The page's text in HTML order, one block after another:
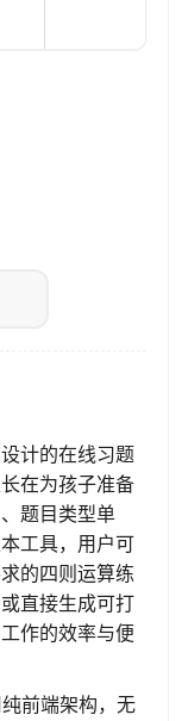
计的在线习题
在为孩子准备
题目类型单
工具，用户可
的四则运算练
直接生成可打
作的效率与便
前端架构，无